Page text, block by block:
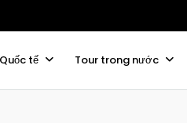
tế Tour trong nước